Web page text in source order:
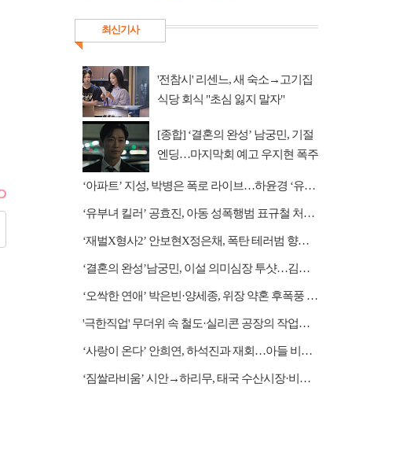
최신기사
'전참시' 리센느, 새 숙소→고기집
식당 회식 "초심 잃지 말자"
[종합] ‘결혼의 완성’ 남궁민, 기절
엔딩…마지막회 예고 우지현 폭주
‘아파트’ 지성, 박병은 폭로 라이브…하윤경 ‘유치원 잠입 작전’
‘유부녀 킬러’ 공효진, 아동 성폭행범 표규철 처단 나설까
‘재벌X형사2’ 안보현X정은채, 폭탄 테러범 향한 역공 시작
‘결혼의 완성’남궁민, 이설 의미심장 투샷…김대명과 정면승부
‘오싹한 연애’ 박은빈·양세종, 위장 약혼 후폭풍 쓰나미
'극한직업' 무더위 속 철도·실리콘 공장의 작업자들
‘사랑이 온다’ 안희연, 하석진과 재회…아들 비밀 밝혀질까?
‘짐쌀라비움’ 시안→하리무, 태국 수산시장·비밀 동굴 탐방